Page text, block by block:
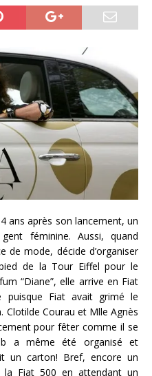
ans après son lancement, un
féminine. Aussi, quand
de mode, décide d’organiser
de la Tour Eiffel pour le
“Diane”, elle arrive en Fiat
puisque Fiat avait grimé le
Clotilde Courau et Mlle Agnès
pour fêter comme il se
a même été organisé et
un carton! Bref, encore un
la Fiat 500 en attendant un